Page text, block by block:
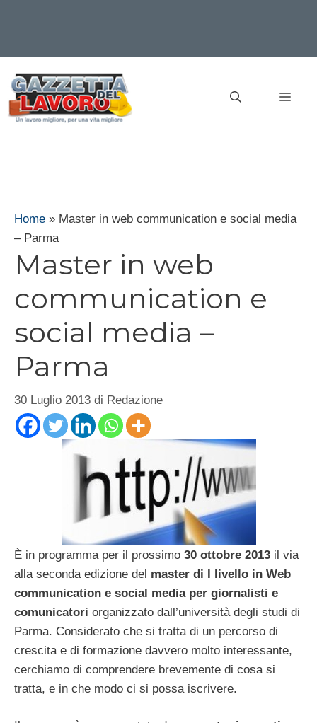
contenuto
Home » Master in web communication e social media
– Parma
Master in web
communication e
social media –
Parma
30 Luglio 2013 di Redazione
È in programma per il prossimo 30 ottobre 2013 il via
alla seconda edizione del master di I livello in Web
communication e social media per giornalisti e
comunicatori organizzato dall’università degli studi di
Parma. Considerato che si tratta di un percorso di
crescita e di formazione davvero molto interessante,
cerchiamo di comprendere brevemente di cosa si
tratta, e in che modo ci si possa iscrivere.